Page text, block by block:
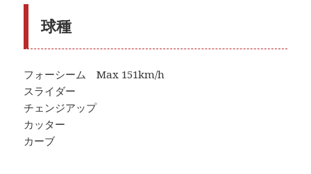
球種
フォーシーム Max 151km/h
スライダー
チェンジアップ
カッター
カーブ